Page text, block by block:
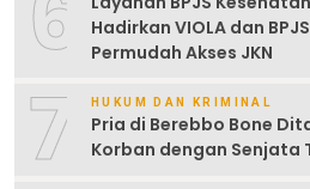
Hadirkan VIOLA dan
Permudah Akses JKN
7 HUKUM DAN KRIMINAL
Pria di Berebbo Bone
Korban dengan Senjata